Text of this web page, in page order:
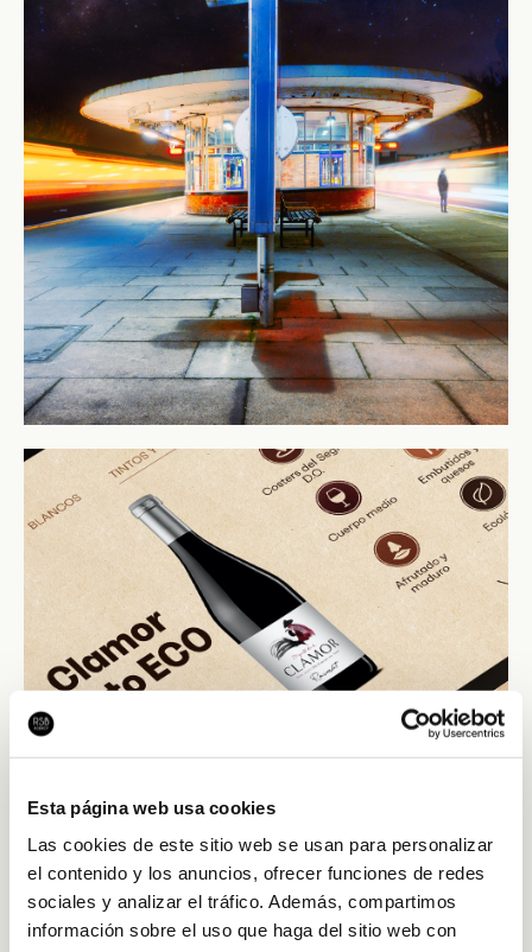
Esta página web usa cookies
Las cookies de este sitio web se usan para personalizar
el contenido y los anuncios, ofrecer funciones de redes
sociales y analizar el tráfico. Además, compartimos
información sobre el uso que haga del sitio web con
Comunicació entre plataformes
Aquest procés de compra està integrat amb la plataforma
de Magento que utilitza Codorníu per a la venda en línia de
totes les seves marques. A Raimat, aquesta integració va un